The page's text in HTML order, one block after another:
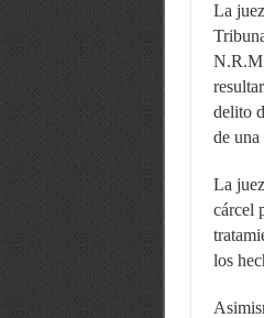
La
delito
de una
La
cárcel
los